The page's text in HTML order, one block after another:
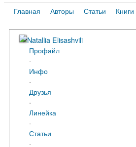
Главная Авторы Статьи Книги
Natallia Elisashvili
Профайл
·
Инфо
·
Друзья
·
Линейка
·
Статьи
·